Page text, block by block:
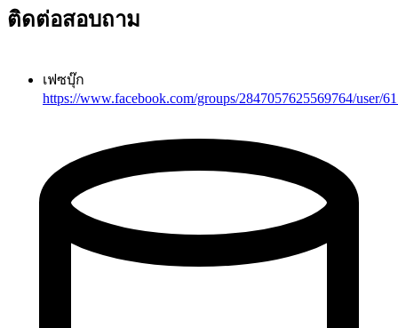
ติดต่อสอบถาม
เฟซบุ๊ก
https://www.facebook.com/groups/2847057625569764/user/